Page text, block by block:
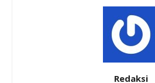
Redaksi